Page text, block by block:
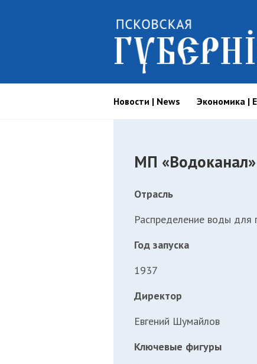
Новости | News Экономика |
МП
Отрасль
Распределение воды
Год запуска
1937
Директор
Евгений Шумайлов
Ключевые фигуры